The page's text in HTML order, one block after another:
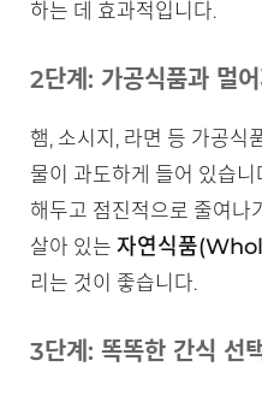
하는 데 효과적입니다.
2단계: 가공식품과 멀어
햄, 소시지, 라면 등 가공식
물이 과도하게 들어 있습
해두고 점진적으로 줄여나
살아 있는 자연식품
리는 것이 좋습니다.
3단계: 똑똑한 간식 선